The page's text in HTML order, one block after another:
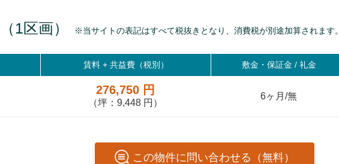
（1区画） ※当サイトの表記はすべて税抜きとなり、消費税が別途加算されます
賃料 +共益費（税別） 敷金・保証金 / 礼金
276,750 円
（坪：9,448 円）
6ヶ月/無
この物件に問い合わせる（無料）